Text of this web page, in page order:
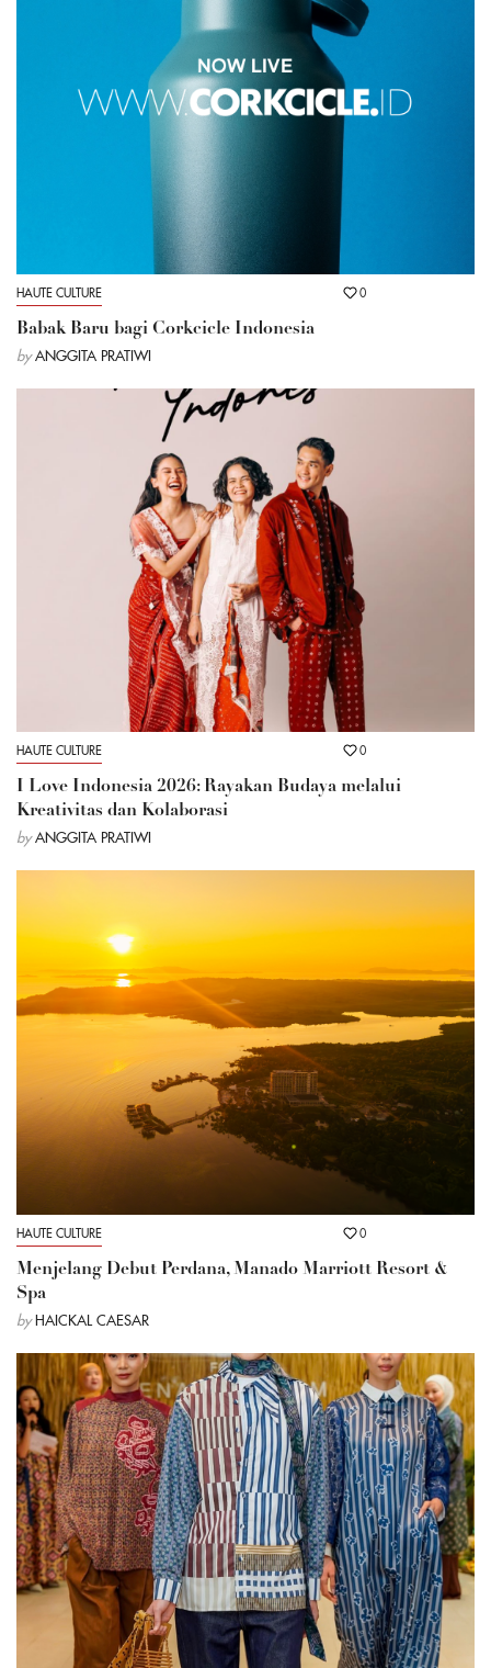
HAUTE CULTURE 0
Babak Baru bagi Corkcicle Indonesia
by ANGGITA PRATIWI
HAUTE CULTURE 0
I Love Indonesia 2026: Rayakan Budaya melalui
Kreativitas dan Kolaborasi
by ANGGITA PRATIWI
HAUTE CULTURE 0
Menjelang Debut Perdana, Manado Marriott Resort &
Spa
by HAICKAL CAESAR